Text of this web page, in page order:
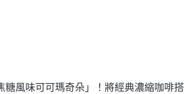
風味可可瑪奇朵」！將經典濃縮咖啡搭